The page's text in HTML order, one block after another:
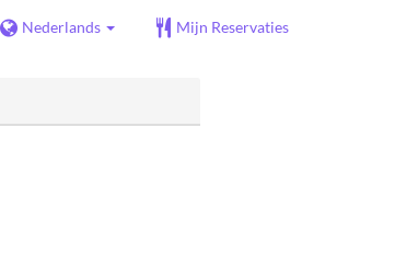
Nederlands Mijn Reservaties